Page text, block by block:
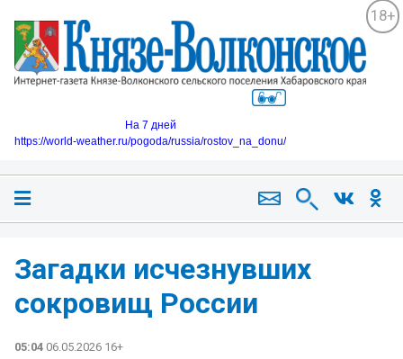
18+
На 7 дней
https://world-weather.ru/pogoda/russia/rostov_na_donu/
Загадки исчезнувших
сокровищ России
05:04 06.05.2026 16+